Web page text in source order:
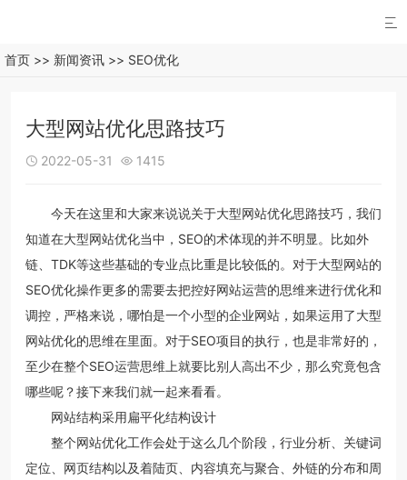

首页 >> 新闻资讯 >> SEO优化
大型网站优化思路技巧
 2022-05-31  1415
今天在这里和大家来说说关于大型网站优化思路技巧，我们
知道在大型网站优化当中，SEO的术体现的并不明显。比如外
链、TDK等这些基础的专业点比重是比较低的。对于大型网站的
SEO优化操作更多的需要去把控好网站运营的思维来进行优化和
调控，严格来说，哪怕是一个小型的企业网站，如果运用了大型
网站优化的思维在里面。对于SEO项目的执行，也是非常好的，
至少在整个SEO运营思维上就要比别人高出不少，那么究竟包含
哪些呢？接下来我们就一起来看看。
网站结构采用扁平化结构设计
整个网站优化工作会处于这么几个阶段，行业分析、关键词
定位、网页结构以及着陆页、内容填充与聚合、外链的分布和周